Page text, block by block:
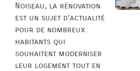
Noiseau, la rénovation
est un sujet d’actualité
pour de nombreux
habitants qui
souhaitent moderniser
leur logement tout en